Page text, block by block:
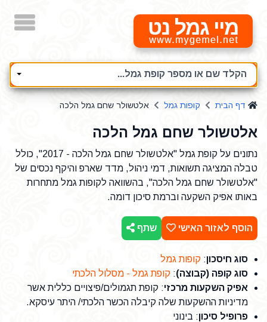
מיי גמל נט
הקלד שם או מספר קופת גמל...
דף הבית קופות גמל אלטשולר שחם גמל הלכה
אלטשולר שחם גמל הלכה
נתונים על קופת גמל "אלטשולר שחם גמל הלכה - 2017", כולל
טבלה המציגה תשואות, דמי ניהול, מדד שארפ והיקף נכסים של
"אלטשולר שחם גמל הלכה", בהשוואה לקופות גמל מתחרות
באותו אפיק השקעה וברמת סיכון דומה.
הוסף לאזור האישי שתף
סוג חיסכון: קופות גמל
סוג קופה (קבוצה): קופת גמל - מסלול הלכתי
אפיק השקעות מרכזי: קופת תגמולים/פיצויים כללית אשר
מדיניות ההשקעות שלה קיבלה הכשר הלכתי/ היתר עיסקא.
פרופיל סיכון: בינוני